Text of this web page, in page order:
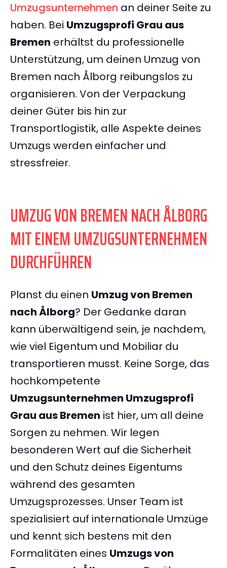
Umzugsunternehmen an deiner Seite zu
haben. Bei Umzugsprofi Grau aus
Bremen erhältst du professionelle
Unterstützung, um deinen Umzug von
Bremen nach Ålborg reibungslos zu
organisieren. Von der Verpackung
deiner Güter bis hin zur
Transportlogistik, alle Aspekte deines
Umzugs werden einfacher und
stressfreier.
UMZUG VON BREMEN NACH ÅLBORG
MIT EINEM UMZUGSUNTERNEHMEN
DURCHFÜHREN
Planst du einen Umzug von Bremen
nach Ålborg? Der Gedanke daran
kann überwältigend sein, je nachdem,
wie viel Eigentum und Mobiliar du
transportieren musst. Keine Sorge, das
hochkompetente
Umzugsunternehmen Umzugsprofi
Grau aus Bremen ist hier, um all deine
Sorgen zu nehmen. Wir legen
besonderen Wert auf die Sicherheit
und den Schutz deines Eigentums
während des gesamten
Umzugsprozesses. Unser Team ist
spezialisiert auf internationale Umzüge
und kennt sich bestens mit den
Formalitäten eines Umzugs von